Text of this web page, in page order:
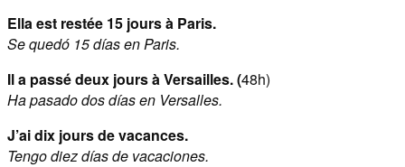
Ella est restée 15 jours à Paris.
Se quedó 15 días en Paris.
Il a passé deux jours à Versailles. (48h)
Ha pasado dos días en Versalles.
J’ai dix jours de vacances.
Tengo diez días de vacaciones.